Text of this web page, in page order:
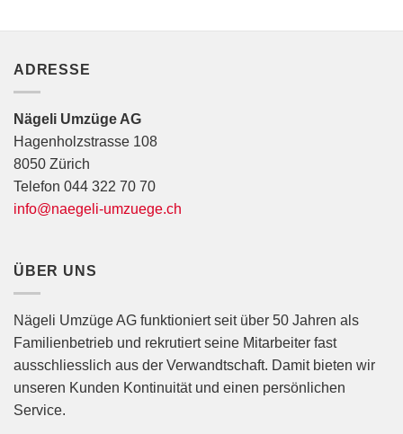
ADRESSE
Nägeli Umzüge AG
Hagenholzstrasse 108
8050 Zürich
Telefon 044 322 70 70
info@naegeli-umzuege.ch
ÜBER UNS
Nägeli Umzüge AG funktioniert seit über 50 Jahren als
Familienbetrieb und rekrutiert seine Mitarbeiter fast
ausschliesslich aus der Verwandtschaft. Damit bieten wir
unseren Kunden Kontinuität und einen persönlichen
Service.